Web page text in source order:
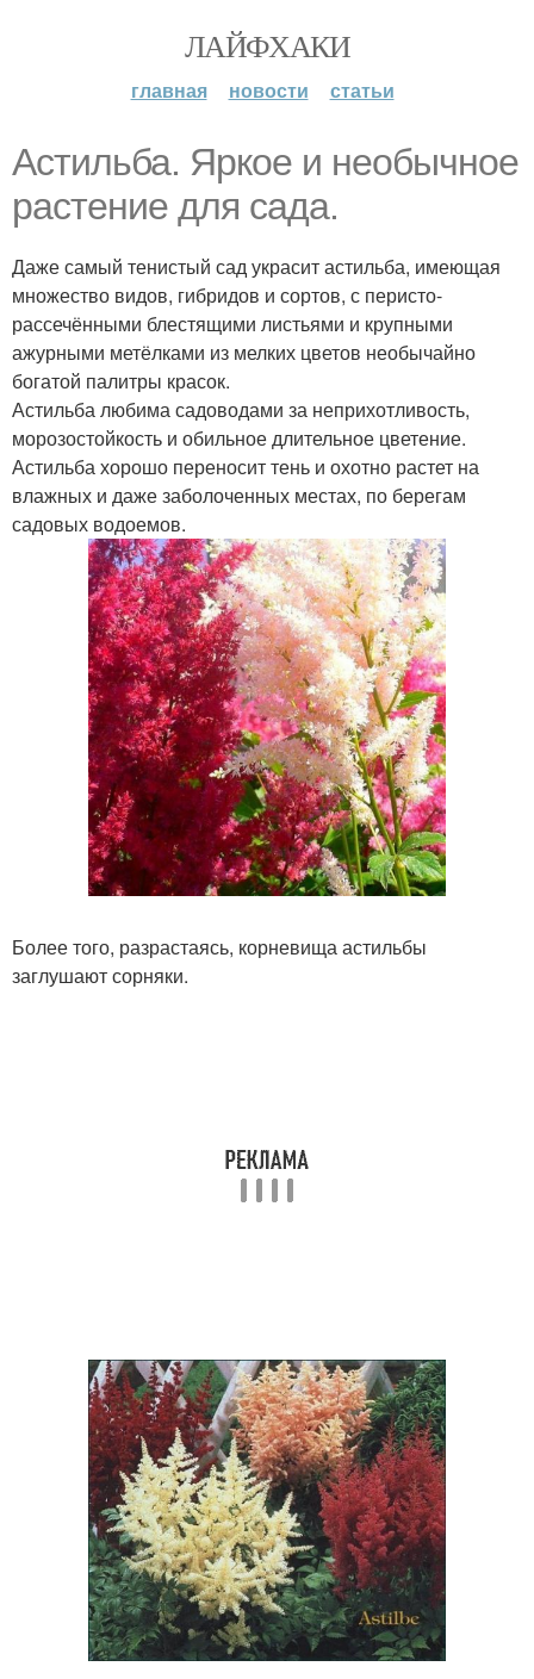
ЛАЙФХАКИ
главная новости статьи
Астильба. Яркое и необычное
растение для сада.
Даже самый тенистый сад украсит астильба, имеющая
множество видов, гибридов и сортов, с перисто-
рассечёнными блестящими листьями и крупными
ажурными метёлками из мелких цветов необычайно
богатой палитры красок.
Астильба любима садоводами за неприхотливость,
морозостойкость и обильное длительное цветение.
Астильба хорошо переносит тень и охотно растет на
влажных и даже заболоченных местах, по берегам
садовых водоемов.
Более того, разрастаясь, корневища астильбы
заглушают сорняки.